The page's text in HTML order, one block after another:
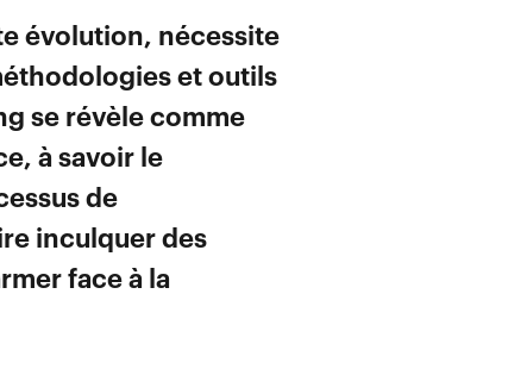
évolution, nécessite
et outils
se révèle comme
à savoir le
de
inculquer des
face à la